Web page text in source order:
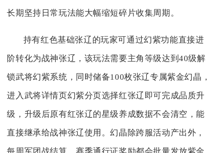
长期坚持日常玩法能大幅缩短碎片收集周期。
持有红色基础张辽的玩家可通过幻紫功能直接进
阶转化为战神张辽，该玩法需要主角等级达到40级解
锁武将幻紫系统，同时储备100枚张辽专属紫金幻晶，
进入武将详情页幻紫分页选择红张辽即可完成品质升
级，升级后原有红张辽的星级养成数据不会清空，能
直接继承给战神张辽使用。幻晶除跨服活动产出外，